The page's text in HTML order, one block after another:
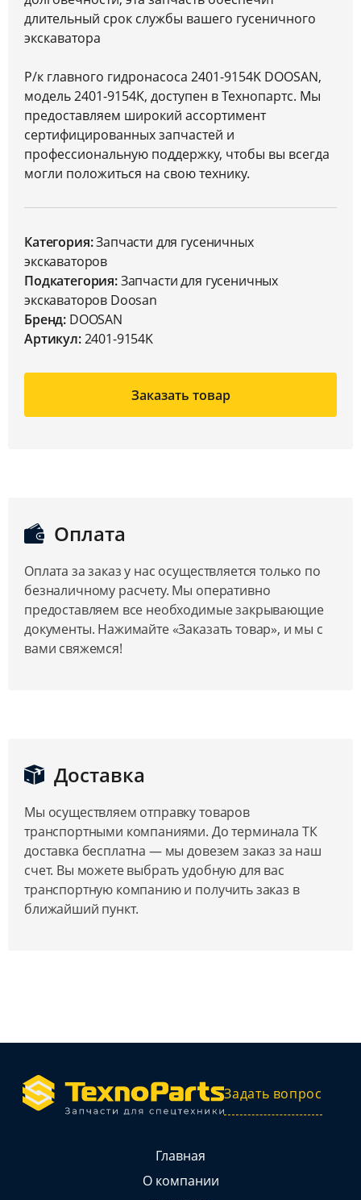
длительный срок службы вашего гусеничного
экскаватора
Р/к главного гидронасоса 2401-9154K DOOSAN,
модель 2401-9154K, доступен в Технопартс. Мы
предоставляем широкий ассортимент
сертифицированных запчастей и
профессиональную поддержку, чтобы вы всегда
могли положиться на свою технику.
Категория:Запчасти для гусеничных
экскаваторов
Подкатегория:Запчасти для гусеничных
экскаваторов Doosan
Бренд: DOOSAN
Артикул:2401-9154K
Заказать товар
Оплата
Оплата за заказ у нас осуществляется только по
безналичному расчету. Мы оперативно
предоставляем все необходимые закрывающие
документы. Нажимайте «Заказать товар», и мы с
вами свяжемся!
Доставка
Мы осуществляем отправку товаров
транспортными компаниями. До терминала ТК
доставка бесплатна — мы довезем заказ за наш
счет. Вы можете выбрать удобную для вас
транспортную компанию и получить заказ в
ближайший пункт.
Задать вопрос
Главная
О компании